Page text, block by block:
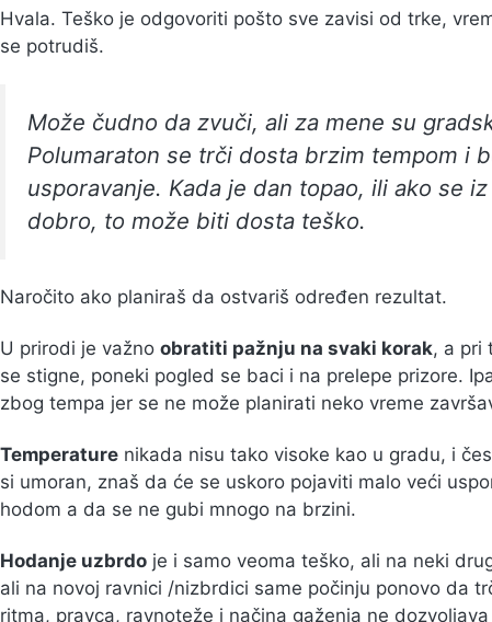
Hvala. Teško je odgovoriti pošto sve zavisi od trke,
se potrudiš.
Može čudno da zvuči, ali za mene su
Polumaraton se trči dosta brzim tempom i
usporavanje. Kada je dan topao, ili ako se
dobro, to može biti dosta teško.
Naročito ako planiraš da ostvariš određen rezultat.
U prirodi je važno obratiti pažnju na svaki korak, a pri
se stigne, poneki pogled se baci i na prelepe prizore.
zbog tempa jer se ne može planirati neko vreme
Temperature nikada nisu tako visoke kao u gradu, i
si umoran, znaš da će se uskoro pojaviti malo veći
hodom a da se ne gubi mnogo na brzini.
Hodanje uzbrdo je i samo veoma teško, ali na neki
ali na novoj ravnici /nizbrdici same počinju ponovo da
ritma, pravca, ravnoteže i načina gaženja ne